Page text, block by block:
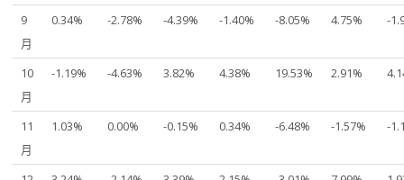
9
月
0.34% -2.78% -4.39% -1.40% -8.05% 4.75% -
10
月
-1.19% -4.63% 3.82% 4.38% 19.53% 2.91%
11
月
1.03% 0.00% -0.15% 0.34% -6.48% -1.57% -